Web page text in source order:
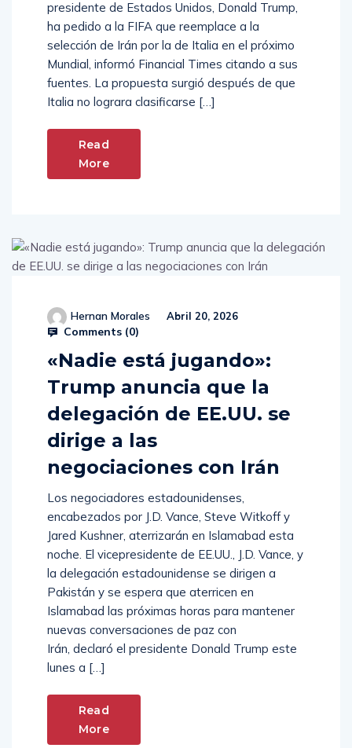
presidente de Estados Unidos, Donald Trump,
ha pedido a la FIFA que reemplace a la
selección de Irán por la de Italia en el próximo
Mundial, informó Financial Times citando a sus
fuentes. La propuesta surgió después de que
Italia no lograra clasificarse […]
Read
More
Hernan Morales Abril 20, 2026
Comments (0)
«Nadie está jugando»:
Trump anuncia que la
delegación de EE.UU. se
dirige a las
negociaciones con Irán
Los negociadores estadounidenses,
encabezados por J.D. Vance, Steve Witkoff y
Jared Kushner, aterrizarán en Islamabad esta
noche. El vicepresidente de EE.UU., J.D. Vance, y
la delegación estadounidense se dirigen a
Pakistán y se espera que aterricen en
Islamabad las próximas horas para mantener
nuevas conversaciones de paz con
Irán, declaró el presidente Donald Trump este
lunes a […]
Read
More